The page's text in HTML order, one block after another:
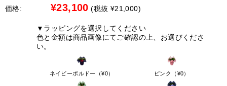
白大輪胡蝶蘭 ３本立ち45輪程度（つぼみ数含む）
白大輪胡蝶蘭 ５本立ち75輪程度（つぼみ数含む）
※10月1日頃より再開を予定しておりますが、気温により変
更になる場合もございます。予めご了承ください。
※尚、クール便対応商品（アレンジメント・花束）はご注
価格: ¥23,100 (税抜 ¥21,000)
▼ラッピングを選択してください
色と金額は商品画像にてご確認の上、お選びくださ
い。
ネイビーボルドー（¥0） ピンク（¥0）